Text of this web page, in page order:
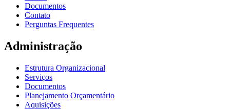
Documentos
Contato
Perguntas Frequentes
Administração
Estrutura Organizacional
Serviços
Documentos
Planejamento Orçamentário
Aquisições